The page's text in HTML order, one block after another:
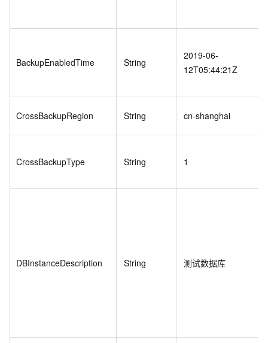
BackupEnabledTime String
2019-06-
12T05:44:21Z
CrossBackupRegion String cn-shanghai
CrossBackupType String 1
DBInstanceDescription String 测试数据库